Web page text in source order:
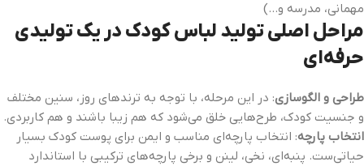
مهمانی، مدرسه و…)
مراحل اصلی تولید لباس کودک در یک تولیدی
حرفه‌ای
طراحی و الگوسازی: در این مرحله، با توجه به ترندهای روز، سنین مختلف
و جنسیت کودک، طرح‌هایی خلق می‌شود که هم زیبا باشند و هم کاربردی.
انتخاب پارچه: انتخاب پارچه‌ای مناسب و ایمن برای پوست کودک بسیار
حیاتی‌ست. پنبه‌ای، نخی، لینن و برخی پارچه‌های ترکیبی با استاندارد